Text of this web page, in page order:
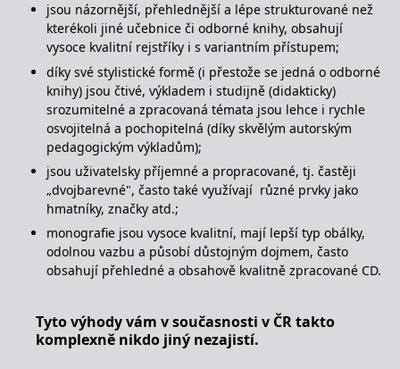
jsou názornější, přehlednější a lépe strukturované než
kterékoli jiné učebnice či odborné knihy, obsahují
vysoce kvalitní rejstříky i s variantním přístupem;
díky své stylistické formě (i přestože se jedná o odborné
knihy) jsou čtivé, výkladem i studijně (didakticky)
srozumitelné a zpracovaná témata jsou lehce i rychle
osvojitelná a pochopitelná (díky skvělým autorským
pedagogickým výkladům);
jsou uživatelsky příjemné a propracované, tj. častěji
„dvojbarevné", často také využívají různé prvky jako
hmatníky, značky atd.;
monografie jsou vysoce kvalitní, mají lepší typ obálky,
odolnou vazbu a působí důstojným dojmem, často
obsahují přehledné a obsahově kvalitně zpracované CD.
Tyto výhody vám v současnosti v ČR takto
komplexně nikdo jiný nezajistí.
_uetsid
Microsoft
Corporation
.grada.cz
1 den
Tento soubor cookie
používá společnost Bing
k určení, jaké reklamy by
se měly zobrazovat a
které by mohly být
relevantní pro
koncového uživatele,
který si prohlíží web.
MUID
Microsoft
Corporation
.clarity.ms
1 rok
Tento soubor cookie je v
identifikátor uživatele.
Lze jej nastavit pomocí
vložených skriptů
mnoha různými
doménami společnosti
Microsoft, což umožňuje
sledování uživatelů.
ale pokud je nalezen
jako soubor cookie
relace, bude